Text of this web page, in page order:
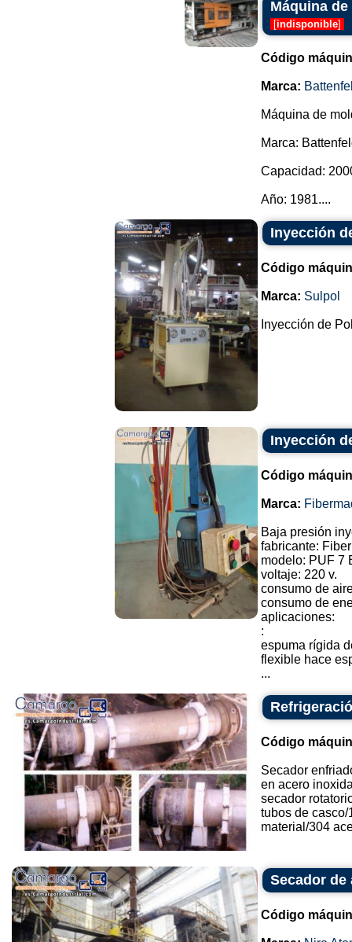
Máquina
[indisponible]
Código
Marca:
Máquina de
Marca:
Capacidad:
Año: 1981....
Inyección
Código
Marca: Sulpol
Inyección de
Inyección
Código
Marca:
Baja presión
fabricante:
modelo: PUF 7
voltaje: 220 v.
consumo de
consumo de
aplicaciones:
:
espuma rígida
flexible hace
...
Código
Secador
en acero
secador
tubos de casco/
material/304
Secador de
Código